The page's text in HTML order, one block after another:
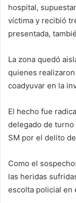
hospital,
víctima y recibió
presentada,
La zona quedó
quienes
coadyuvar en la
El hecho fue
delegado de
SM por el delito
Como el
las heridas
escolta policial en